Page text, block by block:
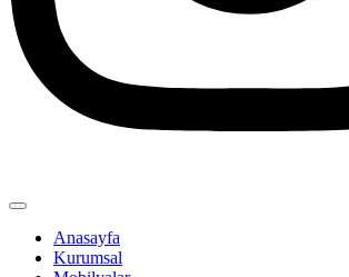
Anasayfa
Kurumsal